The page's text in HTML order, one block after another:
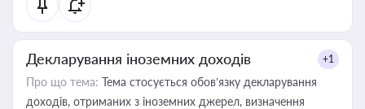
Декларування іноземних доходів +1
Про що тема: Тема стосується обов’язку декларування
доходів, отриманих з іноземних джерел, визначення